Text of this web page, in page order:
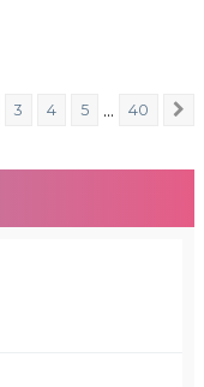
40
3 4 5 … 40